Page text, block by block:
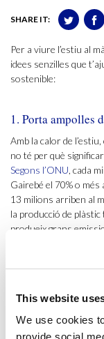
This website
We use cookies
provide social
SHARE IT:
Per a viure l’estiu al
idees senzilles que
sostenible:
1. Porta ampolles
Amb la calor de
no té per què
Segons l’ONU, cada
Gairebé el 70% o més
13 milions arriben al
la producció de plàstic
produeix grans
dades, queda clar
2. Utilitza cremes
A l’hora d’escollir la
opció que ens